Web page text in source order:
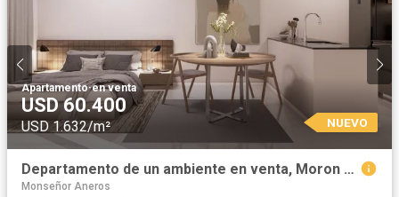
Apartamento·en venta
USD 60.400
USD 1.632/m² NUEVO
Departamento de un ambiente en venta, Moron Sur
Monseñor Aneros